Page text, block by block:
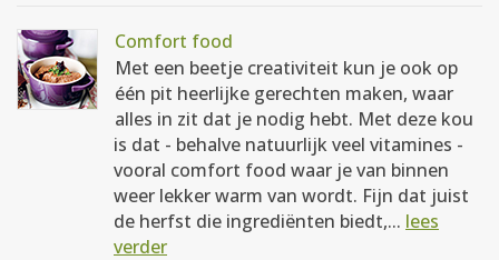
Comfort food
Met een beetje creativiteit kun je ook op
één pit heerlijke gerechten maken, waar
alles in zit dat je nodig hebt. Met deze kou
is dat - behalve natuurlijk veel vitamines -
vooral comfort food waar je van binnen
weer lekker warm van wordt. Fijn dat juist
de herfst die ingrediënten biedt,... lees
verder